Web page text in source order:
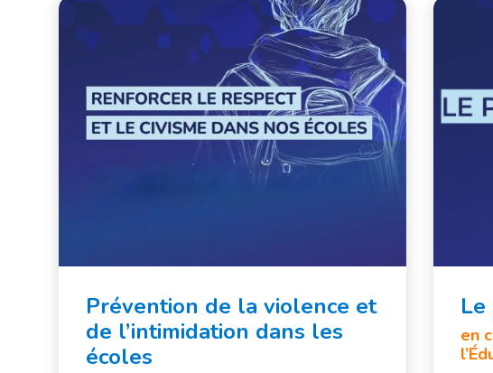
Prévention de la violence et
de l’intimidation dans les
écoles
en